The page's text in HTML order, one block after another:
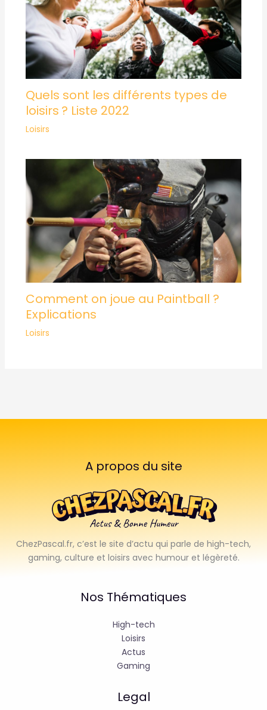
Quels sont les différents types de
loisirs ? Liste 2022
Loisirs
Comment on joue au Paintball ?
Explications
Loisirs
A propos du site
ChezPascal.fr, c’est le site d’actu qui parle de high-tech,
gaming, culture et loisirs avec humour et légèreté.
Nos Thématiques
High-tech
Loisirs
Actus
Gaming
Legal